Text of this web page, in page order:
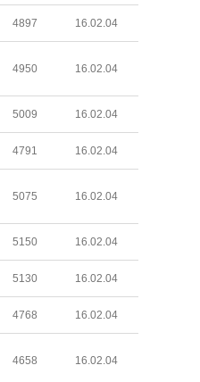
4897 16.02.04
4950 16.02.04
5009 16.02.04
4791 16.02.04
5075 16.02.04
5150 16.02.04
5130 16.02.04
4768 16.02.04
4658 16.02.04